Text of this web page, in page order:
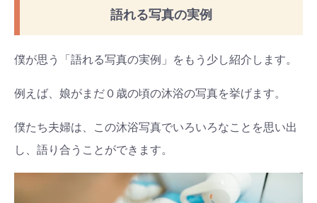
語れる写真の実例
僕が思う「語れる写真の実例」をもう少し紹介します。
例えば、娘がまだ０歳の頃の沐浴の写真を挙げます。
僕たち夫婦は、この沐浴写真でいろいろなことを思い出
し、語り合うことができます。